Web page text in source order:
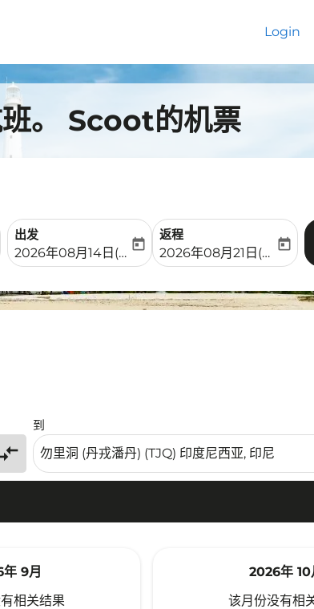
Login
。 Scoot的机票
出发
fc-booking-departure-date-aria-label
2026年08月14日(周五)
today
返程
fc-booking-return-date-
2026年08月21日(周五)
today
到
9月
相关结果
2026年 10
该月份没有相